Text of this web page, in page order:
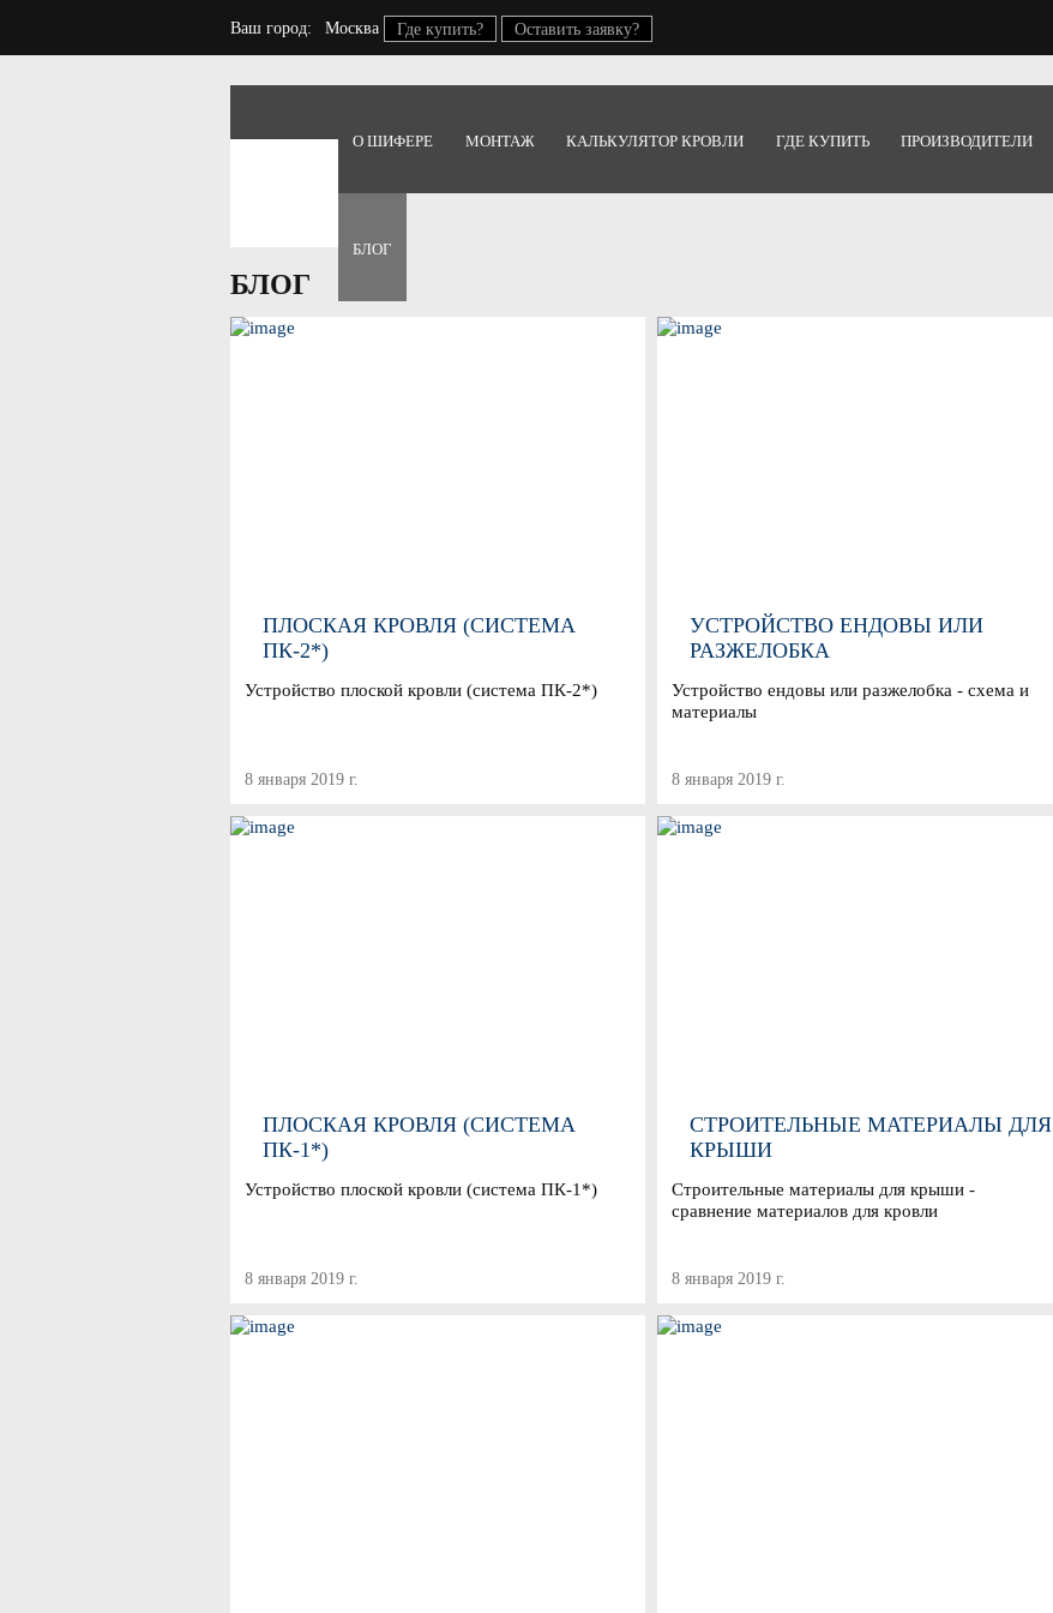
Ваш город: Москва Где купить? Оставить заявку?
О ШИФЕРЕ МОНТАЖ КАЛЬКУЛЯТОР КРОВЛИ ГДЕ КУПИТЬ ПРОИЗВОДИТЕЛИ
БЛОГ
БЛОГ
ПЛОСКАЯ КРОВЛЯ (СИСТЕМА
ПК-2*)
Устройство плоской кровли (система ПК-2*)
8 января 2019 г.
УСТРОЙСТВО ЕНДОВЫ ИЛИ
РАЗЖЕЛОБКА
Устройство ендовы или разжелобка - схема и
материалы
8 января 2019 г.
ПЛОСКАЯ КРОВЛЯ (СИСТЕМА
ПК-1*)
Устройство плоской кровли (система ПК-1*)
8 января 2019 г.
СТРОИТЕЛЬНЫЕ МАТЕРИАЛЫ ДЛЯ
КРЫШИ
Строительные материалы для крыши -
сравнение материалов для кровли
8 января 2019 г.